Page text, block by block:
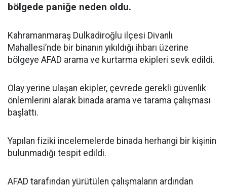
bölgede paniğe neden oldu.
Kahramanmaraş Dulkadiroğlu ilçesi Divanlı
Mahallesi’nde bir binanın yıkıldığı ihbarı üzerine
bölgeye AFAD arama ve kurtarma ekipleri sevk edildi.
Olay yerine ulaşan ekipler, çevrede gerekli güvenlik
önlemlerini alarak binada arama ve tarama çalışması
başlattı.
Yapılan fiziki incelemelerde binada herhangi bir kişinin
bulunmadığı tespit edildi.
AFAD tarafından yürütülen çalışmaların ardından